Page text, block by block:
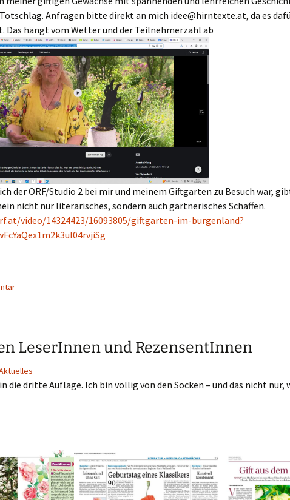
Anfragen bitte direkt an mich idee@hirntexte.at, da es
Das hängt vom Wetter und der Teilnehmerzahl ab
der ORF/Studio 2 bei mir und meinem Giftgarten zu Besuch war,
nicht nur literarisches, sondern auch gärtnerisches Schaffen.
video/14324423/16093805/giftgarten-im-burgenland?
LeserInnen und RezensentInnen
die dritte Auflage. Ich bin völlig von den Socken – und das nicht nur,